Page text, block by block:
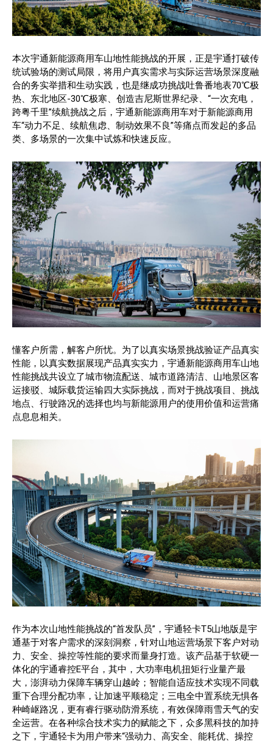
本次宇通新能源商用车山地性能挑战的开展，正是宇通打破传
统试验场的测试局限，将用户真实需求与实际运营场景深度融
合的务实举措和生动实践，也是继成功挑战吐鲁番地表70℃极
热、东北地区-30℃极寒、创造吉尼斯世界纪录、“一次充电，
跨粤千里”续航挑战之后，宇通新能源商用车对于新能源商用
车“动力不足、续航焦虑、制动效果不良”等痛点而发起的多品
类、多场景的一次集中试炼和快速反应。
懂客户所需，解客户所忧。为了以真实场景挑战验证产品真实
性能，以真实数据展现产品真实实力，宇通新能源商用车山地
性能挑战共设立了城市物流配送、城市道路清洁、山地景区客
运接驳、城际载货运输四大实际挑战，而对于挑战项目、挑战
地点、行驶路况的选择也均与新能源用户的使用价值和运营痛
点息息相关。
作为本次山地性能挑战的“首发队员”，宇通轻卡T5山地版是宇
通基于对客户需求的深刻洞察，针对山地运营场景下客户对动
力、安全、操控等性能的要求而量身打造。该产品基于软硬一
体化的宇通睿控E平台，其中，大功率电机扭矩行业量产最
大，澎湃动力保障车辆穿山越岭；智能自适应技术实现不同载
重下合理分配功率，让加速平顺稳定；三电全中置系统无惧各
种崎岖路况，更有睿行驱动防滑系统，有效保障雨雪天气的安
全运营。在各种综合技术实力的赋能之下，众多黑科技的加持
之下，宇通轻卡为用户带来“强动力、高安全、能耗优、操控